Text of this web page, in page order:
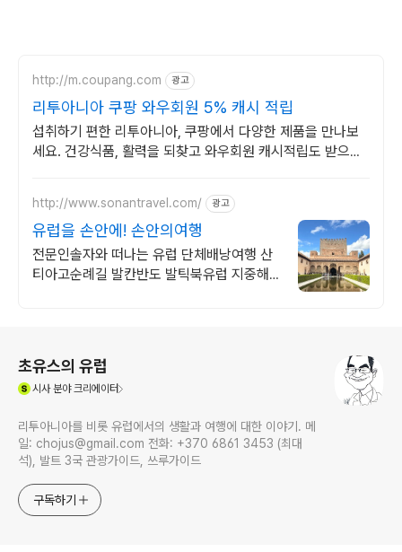
http://m.coupang.com 광고
리투아니아 쿠팡 와우회원 5% 캐시 적립
섭취하기 편한 리투아니아, 쿠팡에서 다양한 제품을 만나보
세요. 건강식품, 활력을 되찾고 와우회원 캐시적립도 받으세
http://www.sonantravel.com/ 광고
유럽을 손안에! 손안의여행
전문인솔자와 떠나는 유럽 단체배낭여행 산
티아고순례길 발칸반도 발틱북유럽 지중해
초유스의 유럽
시사분야 크리에이터
리투아니아를 비롯 유럽에서의 생활과 여행에 대한 이야기. 메
일: chojus@gmail.com 전화: +370 6861 3453 (최대
석), 발트 3국 관광가이드, 쓰루가이드
구독하기